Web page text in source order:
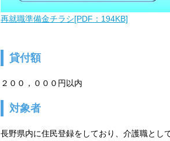
再就職準備金チラシ[PDF：194KB]
貸付額
２００，０００円以内
対象者
長野県内に住民登録をしており、介護職とし